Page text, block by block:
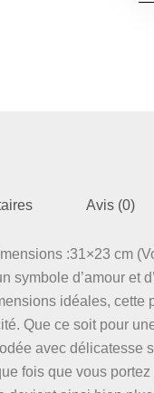
Avis (0)
:31×23 cm
symbole d’amour et
idéales, cette
Que ce soit pour
avec
fois que vous